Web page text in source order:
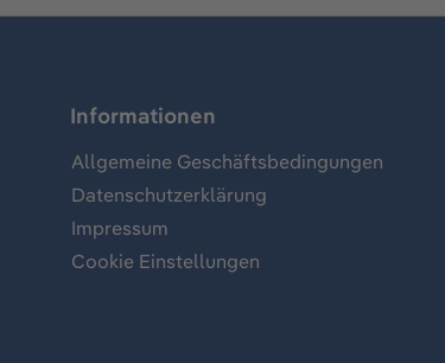
Informationen
Allgemeine Geschäftsbedingungen
Datenschutzerklärung
Impressum
Cookie Einstellungen